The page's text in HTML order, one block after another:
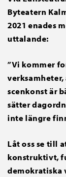
Byteatern
2021 enades
uttalande:
”Vi kommer
scenkonst är
sätter
inte längre
Låt oss se till
konstruktivt,
demokratiska